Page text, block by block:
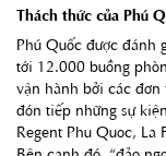
Thách thức của Phú
Phú Quốc được đánh
tới 12.000 buồng
vận hành bởi các
đón tiếp những sự
Regent Phu Quoc,